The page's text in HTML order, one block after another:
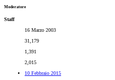
Moderatore
Staff
16 Marzo 2003
31,179
1,391
2,015
10 Febbraio 2015